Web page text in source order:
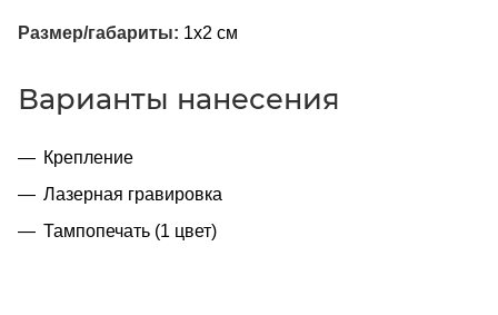
Размер/габариты: 1х2 см
Варианты нанесения
Крепление
Лазерная гравировка
Тампопечать (1 цвет)